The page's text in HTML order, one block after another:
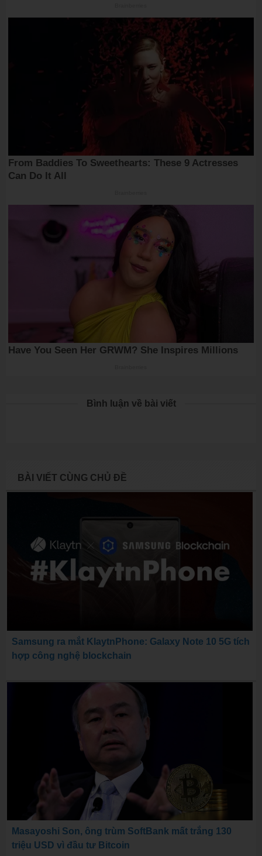
Bình luận về bài viết
BÀI VIẾT CÙNG CHỦ ĐỀ
Samsung ra mắt KlaytnPhone: Galaxy Note 10 5G tích
hợp công nghệ blockchain
Masayoshi Son, ông trùm SoftBank mất trắng 130
triệu USD vì đầu tư Bitcoin